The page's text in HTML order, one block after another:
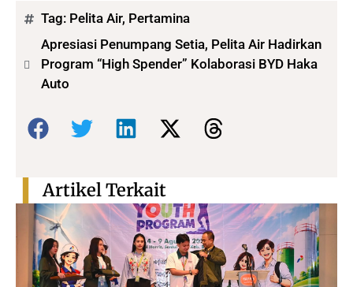
Tag: Pelita Air, Pertamina
Apresiasi Penumpang Setia, Pelita Air Hadirkan
Program “High Spender” Kolaborasi BYD Haka
Auto
Bagikan:
Artikel Terkait